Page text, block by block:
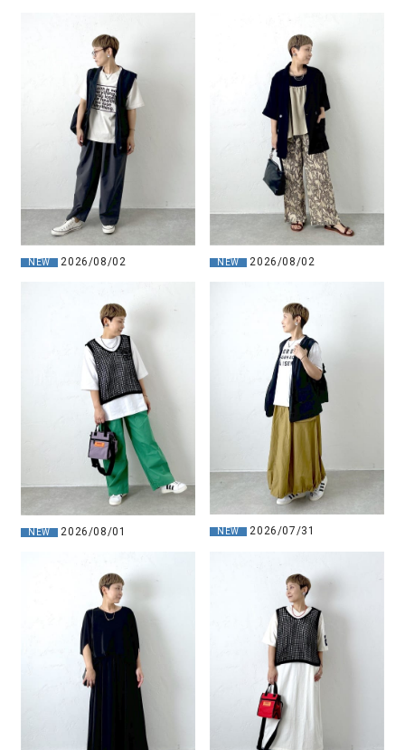
NEW 2026/08/02 NEW 2026/08/02
NEW 2026/08/01 NEW 2026/07/31